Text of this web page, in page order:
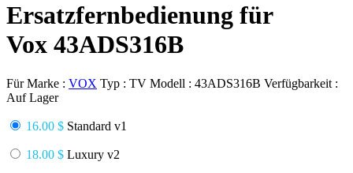
Ersatzfernbedienung für
Vox 43ADS316B
Für Marke : VOX Typ : TV Modell : 43ADS316B Verfügbarkeit :
Auf Lager
16.00 $ Standard v1
18.00 $ Luxury v2